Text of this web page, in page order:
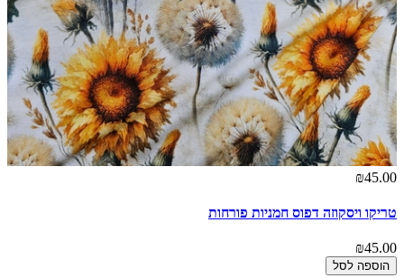
₪45.00
טריקו ויסקוזה דפוס חמניות פורחות
₪45.00
הוספה לסל